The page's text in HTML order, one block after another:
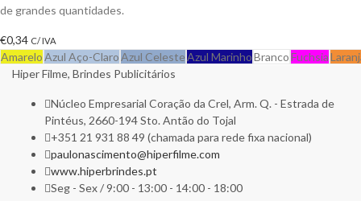
de grandes quantidades.
€0,34 C/ IVA
AmareloAzul Aço-ClaroAzul CelesteAzul MarinhoBrancoFuchsia
Hiper Filme, Brindes Publicitários
Núcleo Empresarial Coração da Crel, Arm. Q. - Estrada de
Pintéus, 2660-194 Sto. Antão do Tojal
+351 21 931 88 49 (chamada para rede fixa nacional)
paulonascimento@hiperfilme.com
www.hiperbrindes.pt
Seg - Sex / 9:00 - 13:00 - 14:00 - 18:00